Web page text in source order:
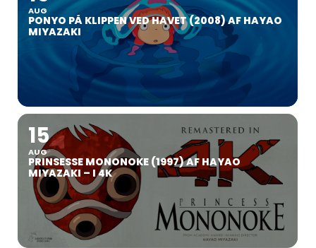
AUG
PONYO PÅ KLIPPEN VED HAVET (2008) AF HAYAO
MIYAZAKI
15
AUG
PRINSESSE MONONOKE (1997) AF HAYAO
MIYAZAKI – I 4K